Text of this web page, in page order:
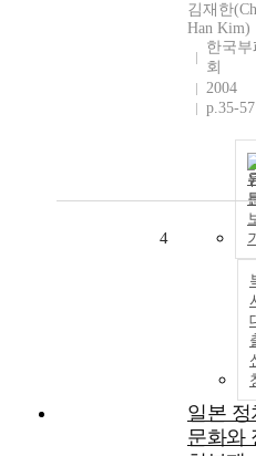
김재한
Han Kim)
한국
회
2004
p.35-57
4
일본 정
문화와